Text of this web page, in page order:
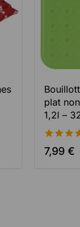
plat
1,2l –
4.74
de 5
7,99 €